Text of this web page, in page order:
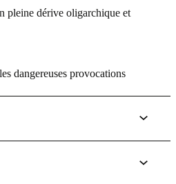
pleine dérive oligarchique et
dangereuses provocations